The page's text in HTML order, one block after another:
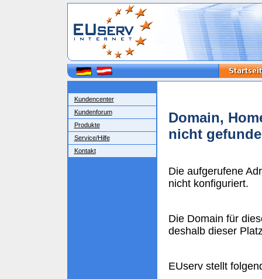
Kundencenter
Kundenforum
Produkte
Service/Hilfe
Kontakt
Domain,
nicht
Die aufgerufene
nicht konfiguriert.
Die Domain für
deshalb dieser
EUserv stellt